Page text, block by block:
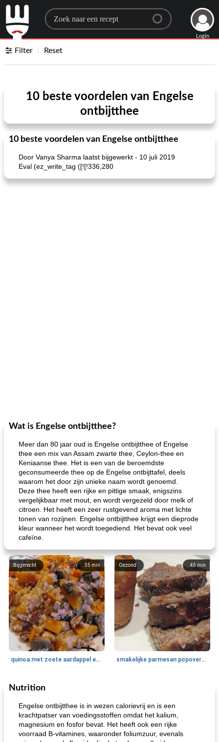
Search for a recipe
Login
Filter Reset
10 beste voordelen van Engelse
ontbijtthee
10 beste voordelen van Engelse ontbijtthee
Door Vanya Sharma laatst bijgewerkt - 10 juli 2019
Eval (ez_write_tag ([![!336,280
Wat is Engelse ontbijtthee?
Meer dan 80 jaar oud is Engelse ontbijtthee of Engelse
thee een mix van Assam zwarte thee, Ceylon-thee en
Keniaanse thee. Het is een van de beroemdste
geconsumeerde thee op de Engelse ontbijttafel, deels
waarom het door zijn unieke naam wordt genoemd.
Deze thee heeft een rijke en pittige smaak, enigszins
vergelijkbaar met mout, en wordt vergezeld door melk of
citroen. Het heeft een zeer rustgevend aroma met lichte
tonen van rozijnen. Engelse ontbijtthee krijgt een dieprode
kleur wanneer het wordt toegediend. Het bevat ook veel
cafeïne.
55 min
Bijgerecht
quinoa met zoete aardappel en champignons
45min
Gezond
smakelijke parmesan popovers (gezonder!)
One Dish Meal
Nutrition
Engelse ontbijtthee is in wezen calorievrij en is een
krachtpatser van voedingsstoffen omdat het kalium,
magnesium en fosfor bevat. Het heeft ook een rijke
voorraad B-vitamines, waaronder foliumzuur, evenals